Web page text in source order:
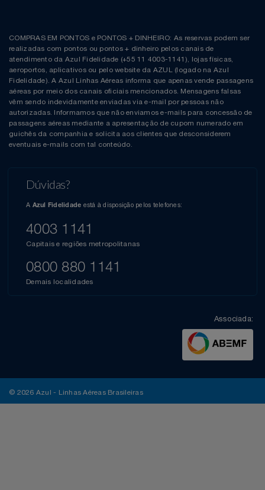
COMPRAS EM PONTOS e PONTOS + DINHEIRO: As reservas podem ser
realizadas com pontos ou pontos + dinheiro pelos canais de
atendimento da Azul Fidelidade (+55 11 4003-1141), lojas físicas,
aeroportos, aplicativos ou pelo website da AZUL (logado na Azul
Fidelidade). A Azul Linhas Aéreas informa que apenas vende passagens
aéreas por meio dos canais oficiais mencionados. Mensagens falsas
vêm sendo indevidamente enviadas via e-mail por pessoas não
autorizadas. Informamos que não enviamos e-mails para concessão de
passagens aéreas mediante a apresentação de cupom numerado em
guichês da companhia e solicita aos clientes que desconsiderem
eventuais e-mails com tal conteúdo.
Dúvidas?
A Azul Fidelidade está à disposição pelos telefones:
4003 1141
Capitais e regiões metropolitanas
0800 880 1141
Demais localidades
Associada:
© 2026 Azul - Linhas Aéreas Brasileiras